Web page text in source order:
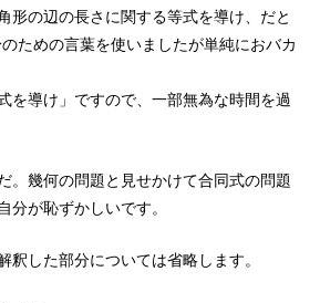
形の辺の長さに関する等式を導け、だと
ための言葉を使いましたが単純におバカ
を導け」ですので、一部無為な時間を過
。幾何の問題と見せかけて合同式の問題
分が恥ずかしいです。
釈した部分については省略します。